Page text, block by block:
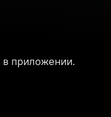
в приложении.